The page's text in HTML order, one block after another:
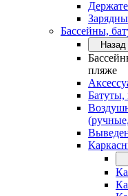
Бассейны,
Назад
пляже
Батуты,